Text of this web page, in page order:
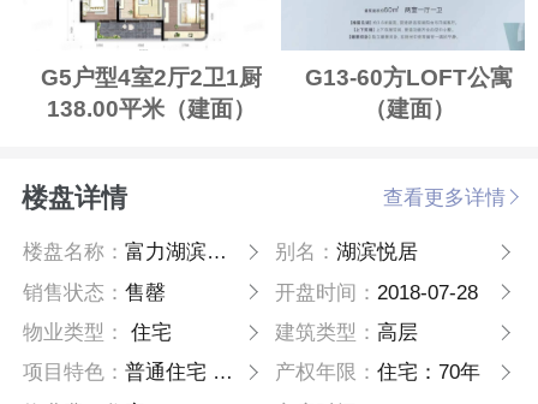
G5户型4室2厅2卫1厨
138.00平米（建面）
G13-60方LOFT公寓
（建面）
楼盘详情 查看更多详情
楼盘名称：富力湖滨悦居 别名： 湖滨悦居
销售状态：售罄 开盘时间： 2018-07-28
物业类型：
住宅 建筑类型： 高层
项目特色：普通住宅 小户型 板塔结合 产权年限： 住宅：70年